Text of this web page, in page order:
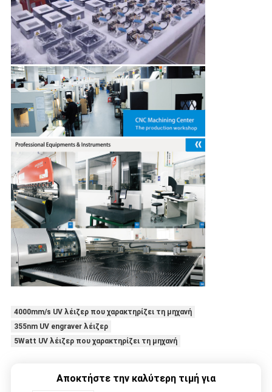
4000mm/s UV λέιζερ που χαρακτηρίζει τη μηχανή
355nm UV engraver λέιζερ
5Watt UV λέιζερ που χαρακτηρίζει τη μηχανή
Αποκτήστε την καλύτερη τιμή για